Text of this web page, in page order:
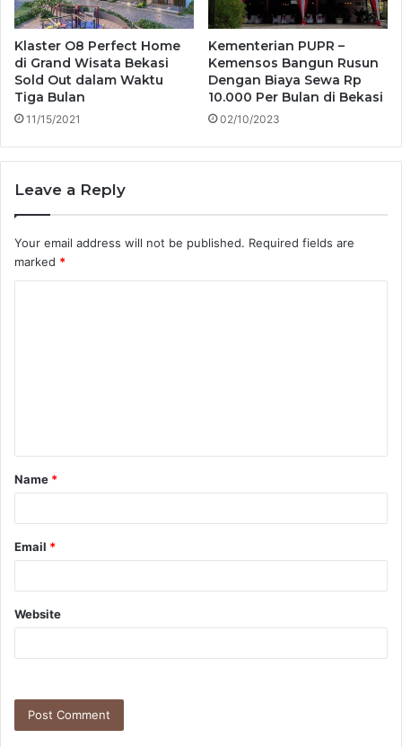
Klaster O8 Perfect Home
di Grand Wisata Bekasi
Sold Out dalam Waktu
Tiga Bulan
11/15/2021
Kementerian PUPR –
Kemensos Bangun Rusun
Dengan Biaya Sewa Rp
10.000 Per Bulan di Bekasi
02/10/2023
Leave a Reply
Your email address will not be published. Required fields are
marked *
t
*
Name *
Email *
Website